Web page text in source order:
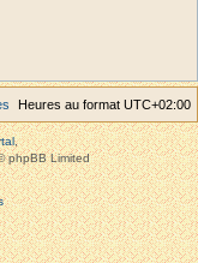
Heures au format UTC+02:00
,
phpBB Limited